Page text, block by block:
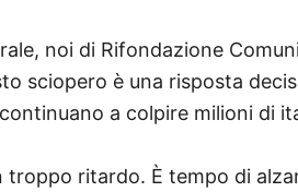
noi di Rifondazione
sciopero è una risposta
a colpire milioni di
ritardo. È tempo di